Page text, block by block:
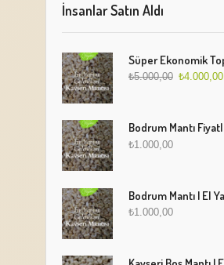
İnsanlar Satın Aldı
₺5.000,00 ₺4.000,00
₺1.000,00
₺1.000,00